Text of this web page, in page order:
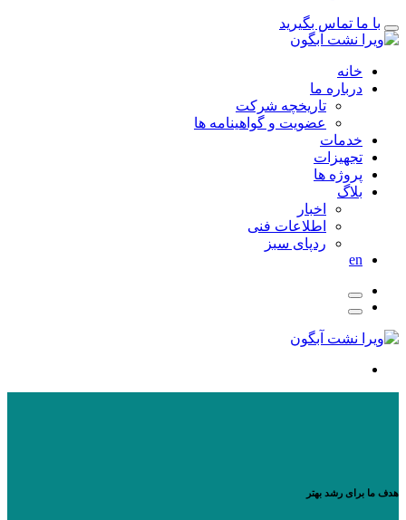
با ما تماس بگیرید
خانه
درباره ما
تاریخچه شرکت
عضویت و گواهینامه ها
خدمات
تجهیزات
پروژه ها
بلاگ
اخبار
اطلاعات فنی
ردپای سبز
en
هدف ما برای رشد بهتر